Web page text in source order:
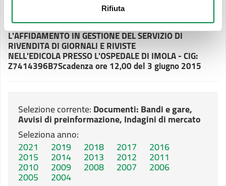
Rifiuta
PRESSO L'OSPEDALE DI IMOLA - CIG:
Scadenza ore 12,00 del 3 giugno 2015
BANDO DI GARA MEDIANTE PROCEDURA APERTA PER
L'AFFIDAMENTO IN GESTIONE DEL SERVIZIO DI
RIVENDITA DI GIORNALI E RIVISTE
NELL'EDICOLA PRESSO L'OSPEDALE DI IMOLA - CIG:
Z7414396B7Scadenza ore 12,00 del 3 giugno 2015
Selezione corrente:Documenti: Bandi e gare,
Avvisi di preinformazione, Indagini di mercato
Seleziona anno:
2021 2019 2018 2017 2016
2015 2014 2013 2012 2011
2010 2009 2008 2007 2006
2005 2004